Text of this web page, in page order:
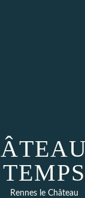
TEMPS
Rennes le Château